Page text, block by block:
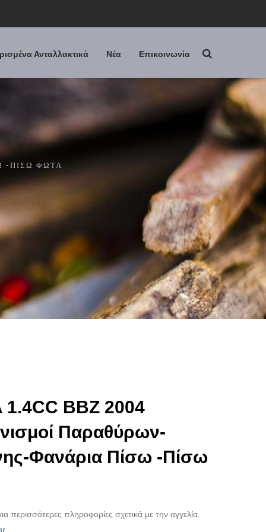
Ανταλλακτικά Νέα Επικοινωνία
-ΠΊΣΩ ΦΏΤΑ
1.4CC BBZ 2004
Παραθύρων-
Φανάρια Πίσω -Πίσω
περισσότερες πληροφορίες σχετικά με την αγγελία.